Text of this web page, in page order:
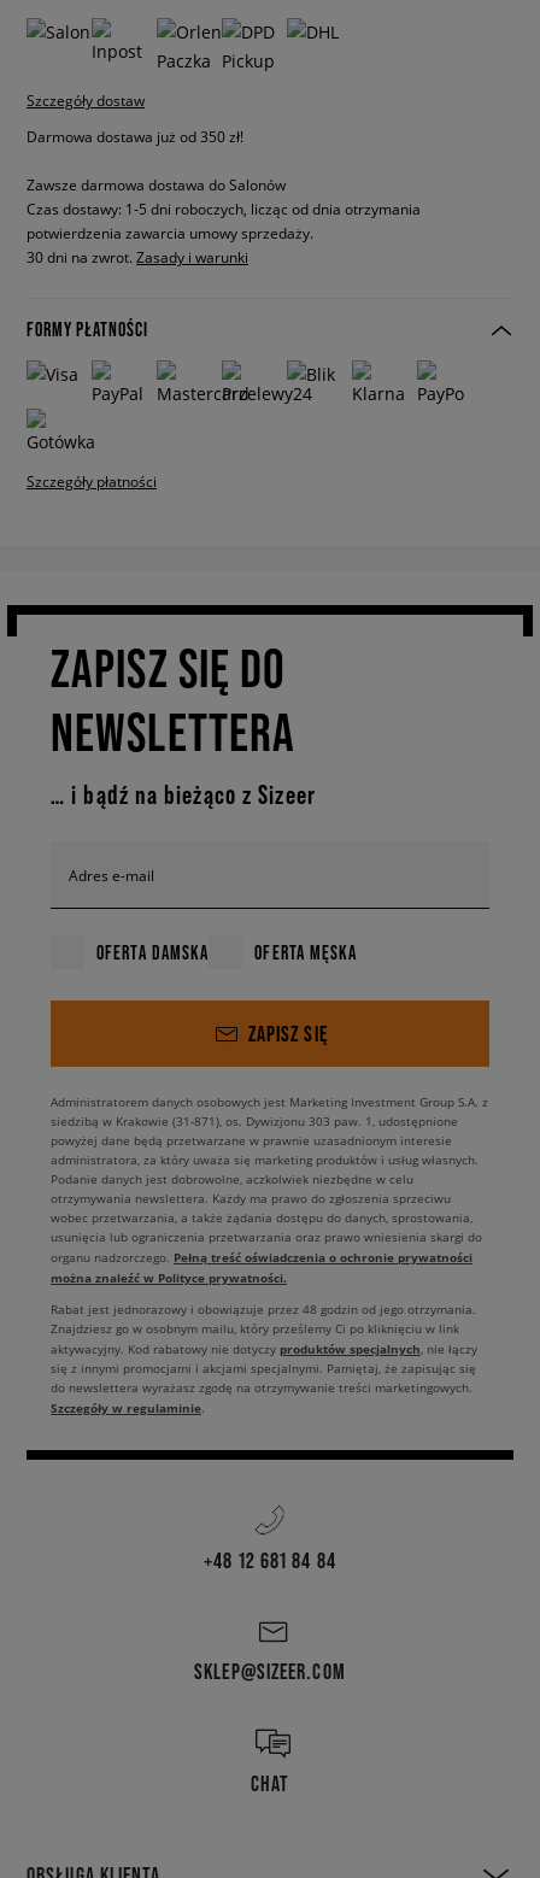
Szczegóły dostaw
Darmowa dostawa już od 350 zł!
Zawsze darmowa dostawa do Salonów
Czas dostawy: 1-5 dni roboczych, licząc od dnia otrzymania
potwierdzenia zawarcia umowy sprzedaży.
30 dni na zwrot. Zasady i warunki
FORMY PŁATNOŚCI
Szczegóły płatności
ZAPISZ SIĘ DO
NEWSLETTERA
… i bądź na bieżąco z Sizeer
Adres e-mail
OFERTA DAMSKA OFERTA MĘSKA
ZAPISZ SIĘ
Administratorem danych osobowych jest Marketing Investment Group S.A. z
siedzibą w Krakowie (31-871), os. Dywizjonu 303 paw. 1, udostępnione
powyżej dane będą przetwarzane w prawnie uzasadnionym interesie
administratora, za który uważa się marketing produktów i usług własnych.
Podanie danych jest dobrowolne, aczkolwiek niezbędne w celu
otrzymywania newslettera. Każdy ma prawo do zgłoszenia sprzeciwu
wobec przetwarzania, a także żądania dostępu do danych, sprostowania,
usunięcia lub ograniczenia przetwarzania oraz prawo wniesienia skargi do
organu nadzorczego. Pełną treść oświadczenia o ochronie prywatności
można znaleźć w Polityce prywatności.
Rabat jest jednorazowy i obowiązuje przez 48 godzin od jego otrzymania.
Znajdziesz go w osobnym mailu, który prześlemy Ci po kliknięciu w link
aktywacyjny. Kod rabatowy nie dotyczy produktów specjalnych, nie łączy
się z innymi promocjami i akcjami specjalnymi. Pamiętaj, że zapisując się
do newslettera wyrażasz zgodę na otrzymywanie treści marketingowych.
Szczegóły w regulaminie.
+48 12 681 84 84
SKLEP@SIZEER.COM
CHAT